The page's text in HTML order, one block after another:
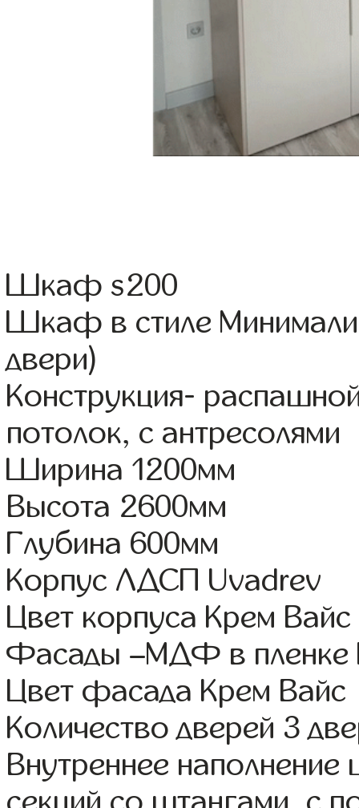
Шкаф s200
Шкаф в стиле
двери)
Конструкция-
потолок, с антресолями
Ширина 1200мм
Высота 2600мм
Глубина 600мм
Корпус ЛДСП Uvadrev
Цвет корпуса Крем Вайс
Фасады –МДФ в пленке
Цвет фасада Крем Вайс
Количество дверей 3
Внутреннее